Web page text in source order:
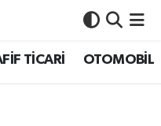
TİCARİ OTOMOBİL